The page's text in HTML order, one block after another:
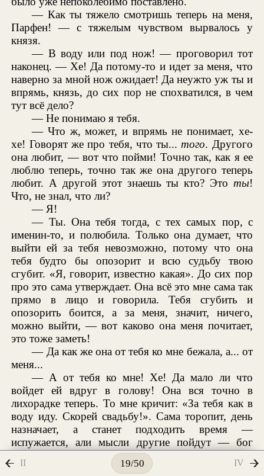
— Как ты тяжело смотришь теперь на меня,
Парфен! — с тяжелым чувством вырвалось у
князя.
— В воду или под нож! — проговорил тот
наконец. — Хе! Да потому-то и идет за меня, что
наверно за мной нож ожидает! Да неужто уж ты и
впрямь, князь, до сих пор не спохватился, в чем
тут всё дело?
— Не понимаю я тебя.
— Что ж, может, и впрямь не понимает, хе-
хе! Говорят же про тебя, что ты... того. Другого
она любит, — вот что пойми! Точно так, как я ее
люблю теперь, точно так же она другого теперь
любит. А другой этот знаешь ты кто? Это ты!
Что, не знал, что ли?
— Я!
— Ты. Она тебя тогда, с тех самых пор, с
именин-то, и полюбила. Только она думает, что
выйти ей за тебя невозможно, потому что она
тебя будто бы опозорит и всю судьбу твою
сгубит. «Я, говорит, известно какая». До сих пор
про это сама утверждает. Она всё это мне сама так
прямо в лицо и говорила. Тебя сгубить и
опозорить боится, а за меня, значит, ничего,
можно выйти, — вот каково она меня почитает,
это тоже заметь!
— Да как же она от тебя ко мне бежала, а... от
меня...
— А от тебя ко мне! Хе! Да мало ли что
войдет ей вдруг в голову! Она вся точно в
лихорадке теперь. То мне кричит: «За тебя как в
воду иду. Скорей свадьбу!». Сама торопит, день
назначает, а станет подходить время —
испужается, али мысли другие пойдут — бог
знает, ведь ты видел же: плачет, смеется, в
лихорадке бьется. Да что тут чудного, что она и
II 19/50 IV